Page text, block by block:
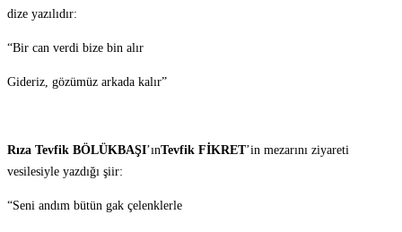
dize yazılıdır:
“Bir can verdi bize bin alır
Gideriz, gözümüz arkada kalır”
Rıza Tevfik BÖLÜKBAŞI’ınTevfik FİKRET’in mezarını ziyareti
vesilesiyle yazdığı şiir:
“Seni andım bütün gak çelenklerle